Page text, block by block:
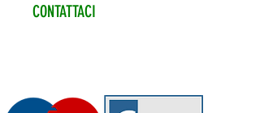
nel prezzo.
CONTATTACI
info@eshopbatterie.it